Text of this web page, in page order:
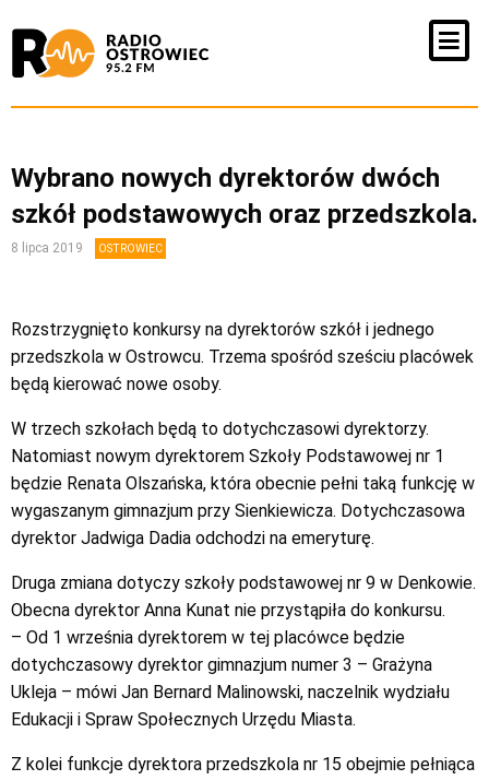
Wybrano nowych dyrektorów dwóch
szkół podstawowych oraz przedszkola.
8 lipca 2019 OSTROWIEC
Rozstrzygnięto konkursy na dyrektorów szkół i jednego
przedszkola w Ostrowcu. Trzema spośród sześciu placówek
będą kierować nowe osoby.
W trzech szkołach będą to dotychczasowi dyrektorzy.
Natomiast nowym dyrektorem Szkoły Podstawowej nr 1
będzie Renata Olszańska, która obecnie pełni taką funkcję w
wygaszanym gimnazjum przy Sienkiewicza. Dotychczasowa
dyrektor Jadwiga Dadia odchodzi na emeryturę.
Druga zmiana dotyczy szkoły podstawowej nr 9 w Denkowie.
Obecna dyrektor Anna Kunat nie przystąpiła do konkursu.
– Od 1 września dyrektorem w tej placówce będzie
dotychczasowy dyrektor gimnazjum numer 3 – Grażyna
Ukleja – mówi Jan Bernard Malinowski, naczelnik wydziału
Edukacji i Spraw Społecznych Urzędu Miasta.
Z kolei funkcje dyrektora przedszkola nr 15 obejmie pełniąca